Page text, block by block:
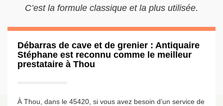
C’est la formule classique et la plus utilisée.
Débarras de cave et de grenier : Antiquaire
Stéphane est reconnu comme le meilleur
prestataire à Thou
À Thou, dans le 45420, si vous avez besoin d’un service de